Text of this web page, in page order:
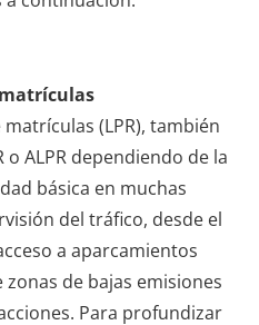
(LPR), también
ALPR dependiendo de la
básica en muchas
del tráfico, desde el
a aparcamientos
de bajas emisiones
Para profundizar